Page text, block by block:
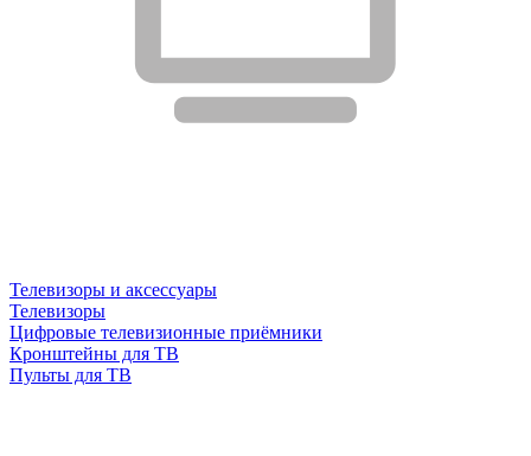
Телевизоры и аксессуары
Телевизоры
Цифровые телевизионные приёмники
Кронштейны для ТВ
Пульты для ТВ